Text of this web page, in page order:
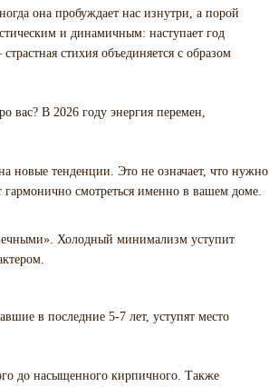
она пробуждает нас изнутри, а порой
и динамичным: наступает год
стихия объединяется с образом
вас? В 2026 году энергия перемен,
новые тенденции. Это не означает, что нужно
гармонично смотреться именно в вашем доме.
Холодный минимализм уступит
в последние 5-7 лет, уступят место
до насыщенного кирпичного. Также